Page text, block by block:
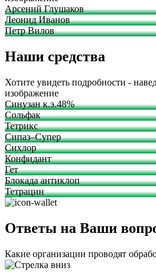
Арсений Глушаков
Леонид Иванов
Петр Вилов
Наши средства
Хотите увидеть подробности -
изображение
Синузан к.э.48%
Сольфак
Тетрикс
Сипаз–Супер
Сихлор
Конфидант
Гет
Блокада антиклоп
Тетрацин
Ответы на Ваши
Какие организации проводят